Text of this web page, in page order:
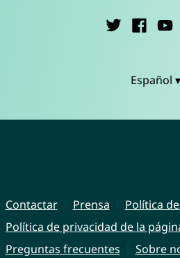
Español ▾
Contactar Prensa
Política
Política de privacidad de la
Preguntas frecuentes
Sobre